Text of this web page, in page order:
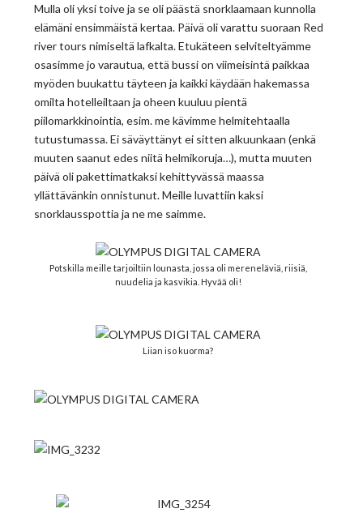
Mulla oli yksi toive ja se oli päästä snorklaamaan kunnolla
elämäni ensimmäistä kertaa. Päivä oli varattu suoraan Red
river tours nimiseltä lafkalta. Etukäteen selviteltyämme
osasimme jo varautua, että bussi on viimeisintä paikkaa
myöden buukattu täyteen ja kaikki käydään hakemassa
omilta hotelleiltaan ja oheen kuuluu pientä
piilomarkkinointia, esim. me kävimme helmitehtaalla
tutustumassa. Ei säväyttänyt ei sitten alkuunkaan (enkä
muuten saanut edes niitä helmikoruja…), mutta muuten
päivä oli pakettimatkaksi kehittyvässä maassa
yllättävänkin onnistunut. Meille luvattiin kaksi
snorklausspottia ja ne me saimme.
Potskilla meille tarjoiltiin lounasta, jossa oli mereneläviä, riisiä,
nuudelia ja kasvikia. Hyvää oli!
Liian iso kuorma?